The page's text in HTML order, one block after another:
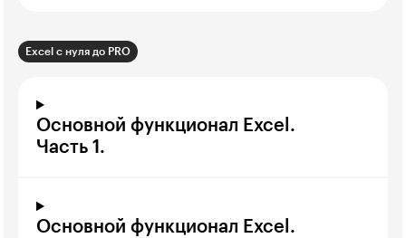
Excel с нуля до PRO
Основной функционал Excel.
Часть 1.
Основной функционал Excel.